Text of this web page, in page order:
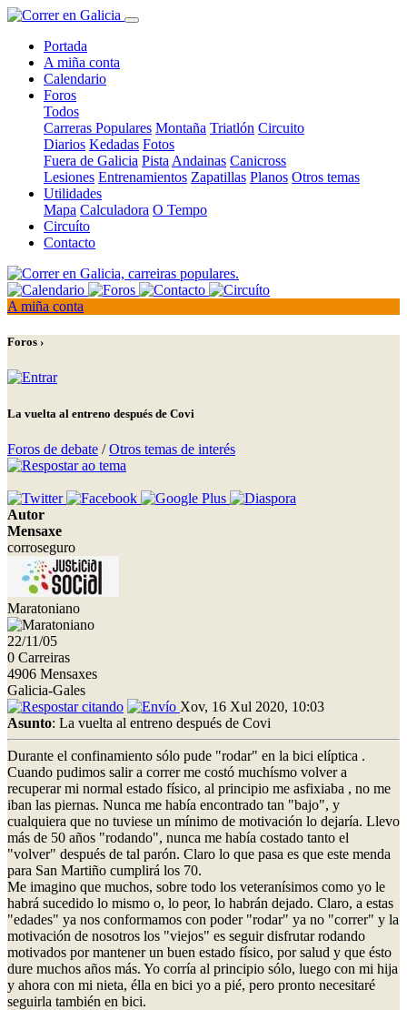
Portada
A miña conta
Calendario
Foros
Todos
Carreras Populares Montaña Triatlón Circuito
Diarios Kedadas Fotos
Fuera de Galicia Pista Andainas Canicross
Lesiones Entrenamientos Zapatillas Planos Otros temas
Utilidades
Mapa Calculadora O Tempo
Circuíto
Contacto
A miña conta
Foros ›
La vuelta al entreno después de Covi
Foros de debate /Otros temas de interés
Autor
Mensaxe
corroseguro
Maratoniano
22/11/05
0 Carreiras
4906 Mensaxes
Galicia-Gales
Xov, 16 Xul 2020, 10:03
Asunto: La vuelta al entreno después de Covi
Durante el confinamiento sólo pude "rodar" en la bici elíptica .
Cuando pudimos salir a correr me costó muchísmo volver a
recuperar mi normal estado físico, al principio me asfixiaba , no me
iban las piernas. Nunca me había encontrado tan "bajo", y
cualquiera que no tuviese un mínimo de motivación lo dejaría. Llevo
más de 50 años "rodando", nunca me había costado tanto el
"volver" después de tal parón. Claro lo que pasa es que este menda
para San Martiño cumplirá los 70.
Me imagino que muchos, sobre todo los veteranísimos como yo le
habrá sucedido lo mismo o, lo peor, lo habrán dejado. Claro, a estas
"edades" ya nos conformamos con poder "rodar" ya no "correr" y la
motivación de nosotros los "viejos" es seguir disfrutar rodando
motivados por mantener un buen estado físico, por salud y que ésto
dure muchos años más. Yo corría al principio sólo, luego con mi hija
y ahora con mi nieta, élla en bici yo a pié, pero pronto necesitaré
seguirla también en bici.